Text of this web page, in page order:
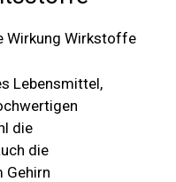
Lebensmittel,
die
die
Gehirn